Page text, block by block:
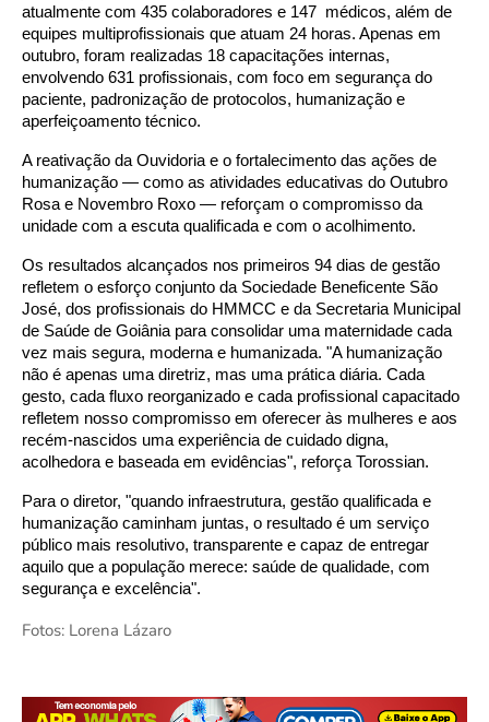
atualmente com 435 colaboradores e 147 médicos, além de
equipes multiprofissionais que atuam 24 horas. Apenas em
outubro, foram realizadas 18 capacitações internas,
envolvendo 631 profissionais, com foco em segurança do
paciente, padronização de protocolos, humanização e
aperfeiçoamento técnico.
A reativação da Ouvidoria e o fortalecimento das ações de
humanização — como as atividades educativas do Outubro
Rosa e Novembro Roxo — reforçam o compromisso da
unidade com a escuta qualificada e com o acolhimento.
Os resultados alcançados nos primeiros 94 dias de gestão
refletem o esforço conjunto da Sociedade Beneficente São
José, dos profissionais do HMMCC e da Secretaria Municipal
de Saúde de Goiânia para consolidar uma maternidade cada
vez mais segura, moderna e humanizada. "A humanização
não é apenas uma diretriz, mas uma prática diária. Cada
gesto, cada fluxo reorganizado e cada profissional capacitado
refletem nosso compromisso em oferecer às mulheres e aos
recém-nascidos uma experiência de cuidado digna,
acolhedora e baseada em evidências", reforça Torossian.
Para o diretor, "quando infraestrutura, gestão qualificada e
humanização caminham juntas, o resultado é um serviço
público mais resolutivo, transparente e capaz de entregar
aquilo que a população merece: saúde de qualidade, com
segurança e excelência".
Fotos: Lorena Lázaro